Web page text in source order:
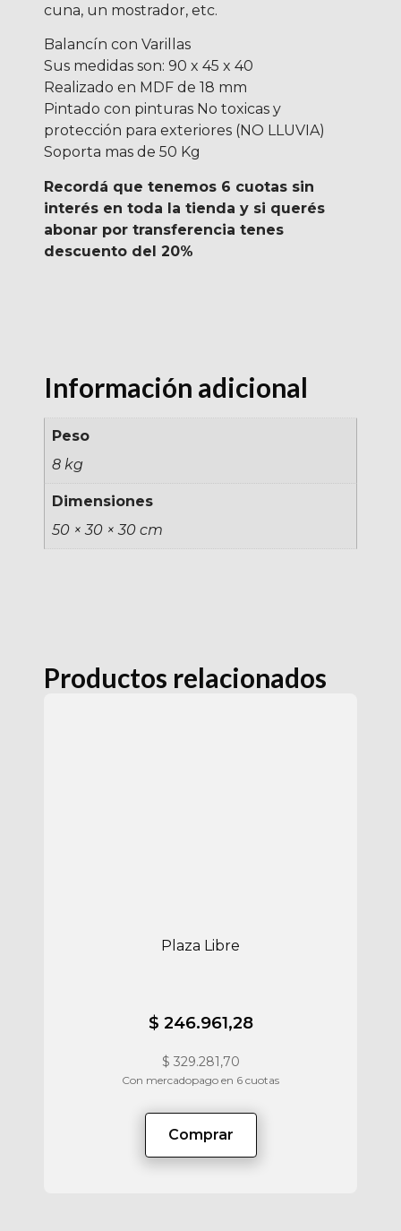
cuna, un mostrador, etc.
Balancín con Varillas
Sus medidas son: 90 x 45 x 40
Realizado en MDF de 18 mm
Pintado con pinturas No toxicas y
protección para exteriores (NO LLUVIA)
Soporta mas de 50 Kg
Recordá que tenemos 6 cuotas sin
interés en toda la tienda y si querés
abonar por transferencia tenes
descuento del 20%
Información adicional
Peso
8 kg
Dimensiones
50 × 30 × 30 cm
Productos relacionados
Plaza Libre
$ 246.961,28
$ 329.281,70
Con mercadopago en 6 cuotas
Comprar